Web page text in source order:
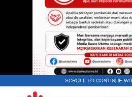
SCROLL TO CONTINUE